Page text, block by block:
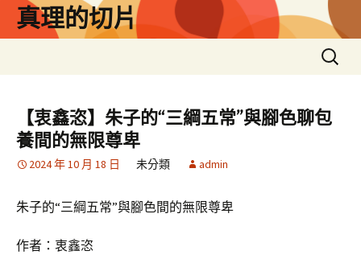
真理的切片
搜
尋
鍵
字:
【衷鑫恣】朱子的“三綱五常”與腳色聊包
養間的無限尊卑
2024 年 10 月 18 日 未分類 admin
朱子的“三綱五常”與腳色間的無限尊卑
作者：衷鑫恣